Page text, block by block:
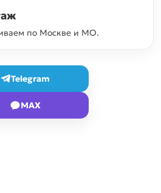
по Москве и МО.
Telegram
MAX